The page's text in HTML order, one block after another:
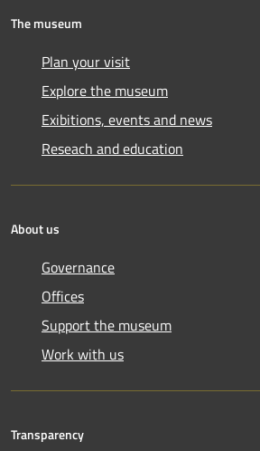
The museum
Plan your visit
Explore the museum
Exibitions, events and news
Reseach and education
About us
Governance
Offices
Support the museum
Work with us
Transparency